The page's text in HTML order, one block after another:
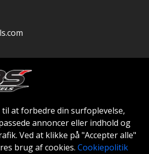
at forbedre din surfoplevelse,
annoncer eller indhold og
Ved at klikke på "Accepter alle"
brug af cookies. Cookiepolitik
om Firmakonto